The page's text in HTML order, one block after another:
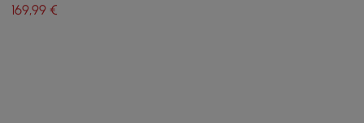
169,99 €